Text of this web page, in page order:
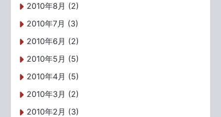
2010年8月 (2)
2010年7月 (3)
2010年6月 (2)
2010年5月 (5)
2010年4月 (5)
2010年3月 (2)
2010年2月 (3)